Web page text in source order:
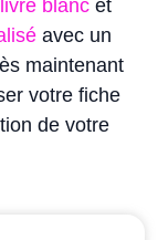
livre blanc et
avec un
maintenant
votre fiche
de votre